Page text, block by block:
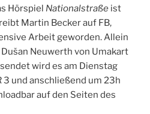
Hörspiel Nationalstraße ist
Martin Becker auf FB,
Arbeit geworden. Allein
Neuwerth von Umakart
wird es am Dienstag
3 und anschließend um 23h
auf den Seiten des